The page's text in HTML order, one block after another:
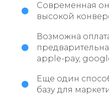
Современная
высокой
Возможна
apple-pay,
Еще один
базу для